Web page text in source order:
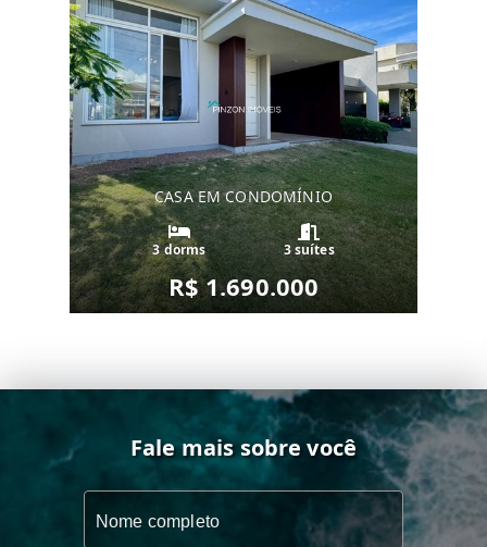
CASA EM CONDOMÍNIO
3 dorms 3 suítes
R$ 1.690.000
Fale mais sobre você